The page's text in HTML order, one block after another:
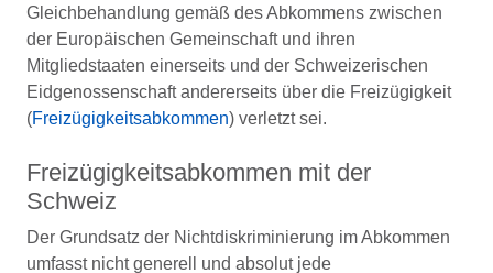
Gleichbehandlung gemäß des Abkommens zwischen
der Europäischen Gemeinschaft und ihren
Mitgliedstaaten einerseits und der Schweizerischen
Eidgenossenschaft andererseits über die Freizügigkeit
(Freizügigkeitsabkommen) verletzt sei.
Freizügigkeitsabkommen mit der
Schweiz
Der Grundsatz der Nichtdiskriminierung im Abkommen
umfasst nicht generell und absolut jede